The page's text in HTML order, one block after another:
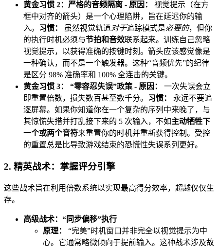
黄金习惯 2：严格的音频隔离 - 原因：
视觉提示（在方
框中对齐的箭头）是一个心理陷阱，旨在延迟你的输
入。 习惯： 虽然视觉轨道对于追踪模式是必要的，但你
的执行时机必须与节拍和音效联系起来。训练自己忽略
视觉提示，以获得准确的按键时刻。箭头应该感觉像是
一种确认，而不是一个触发器。这种“音频优先”的纪律
是区分 98% 准确率和 100% 全连击的关键。
黄金习惯 3： “零容忍失误”政策 - 原因：
一次失误会立
即重置倍数，损失数百甚至数千分。 习惯：
永远不要追
逐屏幕。如果你知道你在一个复杂的序列中来晚了，与
其惊慌失措并打乱接下来的 5 次输入，不如主动牺牲下
一个或两个音符来重置你的时机并重新获得控制。受控
的重置总是比导致游戏结束的恐慌性失误系列更好。
2. 精英战术：掌握评分引擎
这些战术旨在利用倍数系统以实现最高得分效率，超越仅仅生
存。
高级战术：“同步偏移”执行
原理：
“完美”时机窗口并非完全以视觉提示为中
心。它通常略微倾向于提前输入。这种战术涉及故